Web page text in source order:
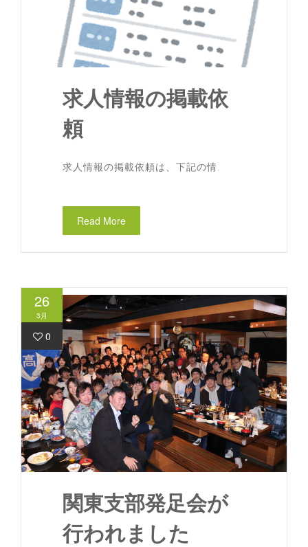
求人情報の掲載依
頼
求人情報の掲載依頼は、下記の情.
Read More
26
3月
0
関東支部発足会が
行われました